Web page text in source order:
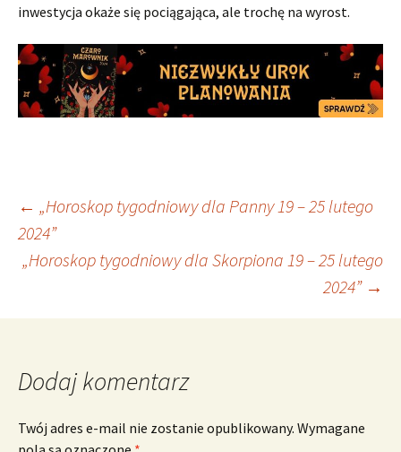
inwestycja okaże się pociągająca, ale trochę na wyrost.
Nawigacja
wpisu
← „Horoskop tygodniowy dla Panny 19 – 25 lutego
2024”
„Horoskop tygodniowy dla Skorpiona 19 – 25 lutego
2024” →
Dodaj komentarz
Twój adres e-mail nie zostanie opublikowany. Wymagane